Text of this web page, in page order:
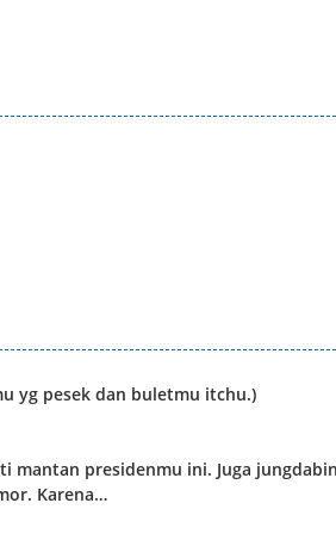
yg pesek dan buletmu itchu.)
mantan presidenmu ini. Juga
Karena…